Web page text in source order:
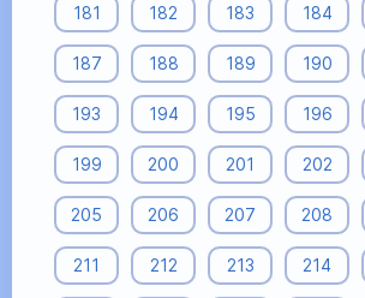
181 182 183 184
187 188 189 190
193 194 195 196
199 200 201 202
205 206 207 208
211 212 213 214